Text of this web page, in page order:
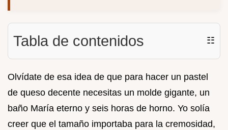
Tabla de contenidos ☷
Olvídate de esa idea de que para hacer un pastel
de queso decente necesitas un molde gigante, un
baño María eterno y seis horas de horno. Yo solía
creer que el tamaño importaba para la cremosidad,